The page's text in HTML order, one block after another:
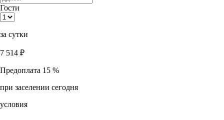
Гости
за сутки
7 514 ₽
Предоплата 15 %
при заселении сегодня
условия